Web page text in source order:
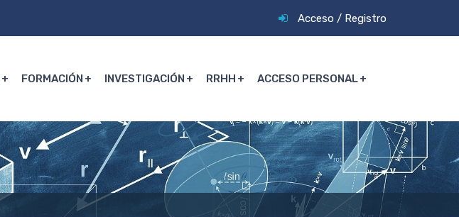
Acceso / Registro
FORMACIÓN INVESTIGACIÓN RRHH ACCESO PERSONAL